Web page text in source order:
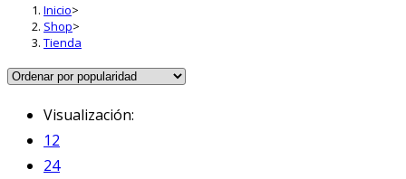
Inicio>
Shop>
Tienda
Visualización:
12
24